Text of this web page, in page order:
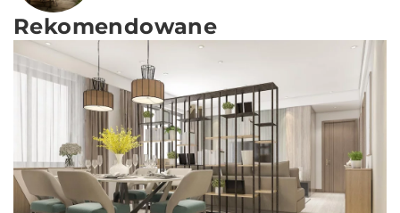
Rekomendowane